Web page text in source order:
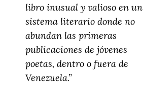
libro inusual y valioso en un
sistema literario donde no
abundan las primeras
publicaciones de jóvenes
poetas, dentro o fuera de
Venezuela.”